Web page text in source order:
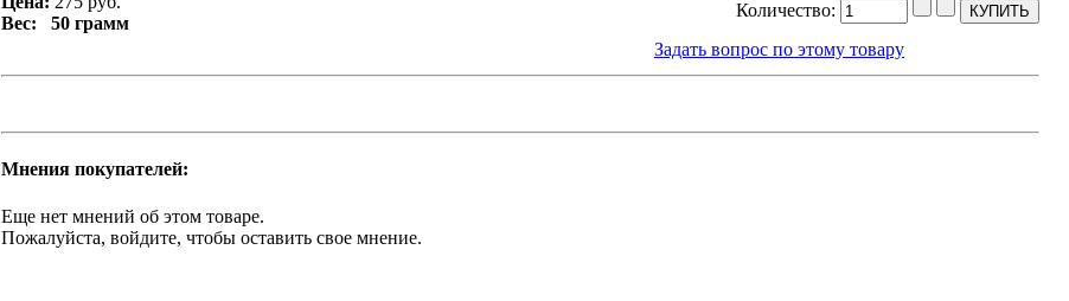
Вес: 50 грамм
Количество:
Задать вопрос по этому товару
Мнения покупателей:
Еще нет мнений об этом товаре.
Пожалуйста, войдите, чтобы оставить свое мнение.